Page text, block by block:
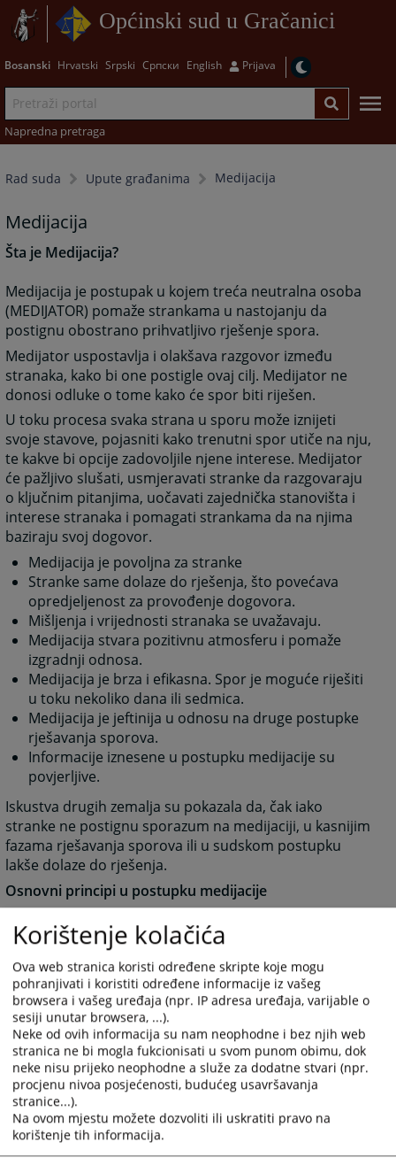
Općinski sud u Gračanici
Bosanski Hrvatski Srpski Српски English Prijava
Napredna pretraga
Rad suda Upute građanima Medijacija
Medijacija
Šta je Medijacija?
Medijacija je postupak u kojem treća neutralna osoba
(MEDIJATOR) pomaže strankama u nastojanju da
postignu obostrano prihvatljivo rješenje spora.
Medijator uspostavlja i olakšava razgovor između
stranaka, kako bi one postigle ovaj cilj. Medijator ne
donosi odluke o tome kako će spor biti riješen.
U toku procesa svaka strana u sporu može iznijeti
svoje stavove, pojasniti kako trenutni spor utiče na nju,
te kakve bi opcije zadovoljile njene interese. Medijator
će pažljivo slušati, usmjeravati stranke da razgovaraju
o ključnim pitanjima, uočavati zajednička stanovišta i
interese stranaka i pomagati strankama da na njima
baziraju svoj dogovor.
Medijacija je povoljna za stranke
Stranke same dolaze do rješenja, što povećava
opredjeljenost za provođenje dogovora.
Mišljenja i vrijednosti stranaka se uvažavaju.
Medijacija stvara pozitivnu atmosferu i pomaže
izgradnji odnosa.
Medijacija je brza i efikasna. Spor je moguće riješiti
u toku nekoliko dana ili sedmica.
Medijacija je jeftinija u odnosu na druge postupke
rješavanja sporova.
Informacije iznesene u postupku medijacije su
povjerljive.
Iskustva drugih zemalja su pokazala da, čak iako
stranke ne postignu sporazum na medijaciji, u kasnijim
fazama rješavanja sporova ili u sudskom postupku
lakše dolaze do rješenja.
Osnovni principi u postupku medijacije
postupak medijacije i sudjeluju u postizanju
Povjerljivost - Postupak medijacije je povjerljive
prirode. Izjave stranaka iznesene u postupku medijacije
ne mogu se bez odobrenja stranaka koristiti kao dokaz
u bilo kojem drugom postupku.
Jednakost stranaka- Stranke u postupku medijacije
imaju jednaka prava.
Neutralnost medijatora
neutralan način, bez predrasuda u pogledu stranaka i
predmeta spora.
Korištenje kolačića
Ova web stranica koristi određene skripte koje mogu
pohranjivati i koristiti određene informacije iz vašeg
browsera i vašeg uređaja (npr. IP adresa uređaja, varijable o
sesiji unutar browsera, ...).
Neke od ovih informacija su nam neophodne i bez njih web
stranica ne bi mogla fukcionisati u svom punom obimu, dok
neke nisu prijeko neophodne a služe za dodatne stvari (npr.
procjenu nivoa posjećenosti, budućeg usavršavanja
stranice...).
Na ovom mjestu možete dozvoliti ili uskratiti pravo na
korištenje tih informacija.